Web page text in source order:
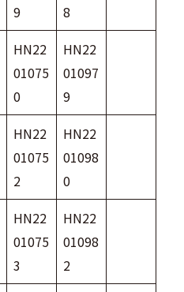
9
8
HN22
01075
0
HN22
01097
9
HN22
01075
2
HN22
01098
0
HN22
01075
3
HN22
01098
2